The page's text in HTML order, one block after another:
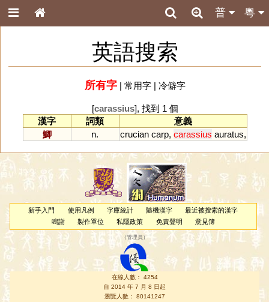
粵
普
英語搜索
所有字| 常用字| 冷僻字
[carassius], 找到 1 個
漢字
詞類
意義
鯽
n. crucian carp, carassius auratus,
新手入門 使用凡例 字庫統計 隨機漢字
最近被搜索的漢字
鳴謝
製作單位 私隱政策 免責聲明 意見簿
（管理員 ）
在線人數： 4254
自 2014 年 7 月 8 日起
瀏覽人數： 80141247